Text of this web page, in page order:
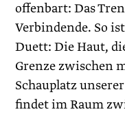
offenbart: Das
Verbindende. So
Duett: Die Haut,
Grenze zwischen
Schauplatz
findet im Raum